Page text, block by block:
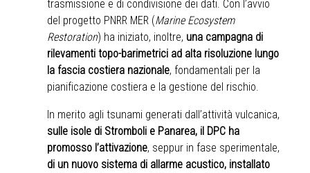
trasmissione e di condivisione dei dati. Con l’avvio
del progetto PNRR MER (Marine Ecosystem
Restoration) ha iniziato, inoltre, una campagna di
rilevamenti topo-barimetrici ad alta risoluzione lungo
la fascia costiera nazionale, fondamentali per la
pianificazione costiera e la gestione del rischio.
In merito agli tsunami generati dall’attività vulcanica,
sulle isole di Stromboli e Panarea, il DPC ha
promosso l’attivazione, seppur in fase sperimentale,
di un nuovo sistema di allarme acustico, installato